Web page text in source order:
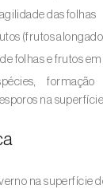
das folhas
(frutos
folhas e frutos
na superfície
na superfície